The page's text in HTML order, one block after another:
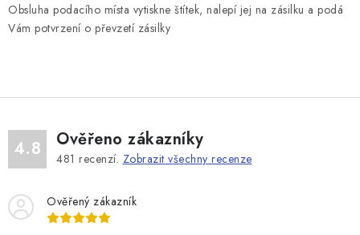
Obsluha podacího místa vytiskne štítek, nalepí jej na zásilku a podá
Vám potvrzení o převzetí zásilky
4.8 Ověřeno zákazníky
481 recenzí. Zobrazit všechny recenze
Ověřený zákazník